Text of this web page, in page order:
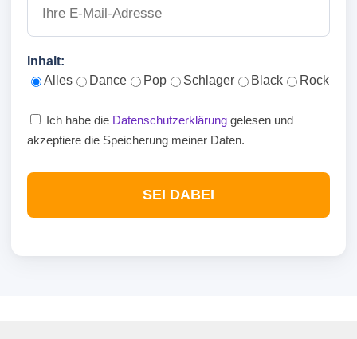
Inhalt:
Alles
Dance Pop Schlager Black Rock
Ich habe die Datenschutzerklärung gelesen und
akzeptiere die Speicherung meiner Daten.
SEI DABEI